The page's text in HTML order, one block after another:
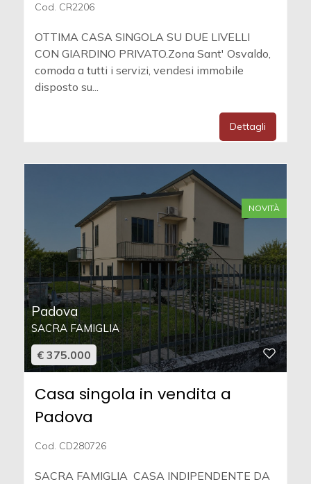
Cod. CR2206
OTTIMA CASA SINGOLA SU DUE LIVELLI
CON GIARDINO PRIVATO.Zona Sant' Osvaldo,
comoda a tutti i servizi, vendesi immobile
disposto su...
Dettagli
NOVITÀ
Padova
SACRA FAMIGLIA
€ 375.000
Casa singola in vendita a
Padova
Cod. CD280726
SACRA FAMIGLIA  CASA INDIPENDENTE DA